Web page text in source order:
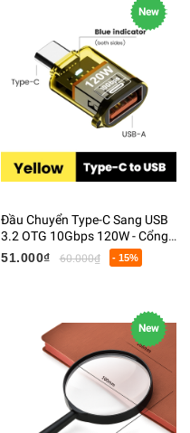
New
Đầu Chuyển Type-C Sang USB
3.2 OTG 10Gbps 120W - Cổng
USB-A Cái Hỗ Trợ Sạc Nhanh,
51.000₫ 60.000₫ - 15%
New